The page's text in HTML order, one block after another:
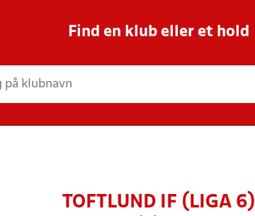
Find en klub eller et hold
TOFTLUND IF (LIGA 6)